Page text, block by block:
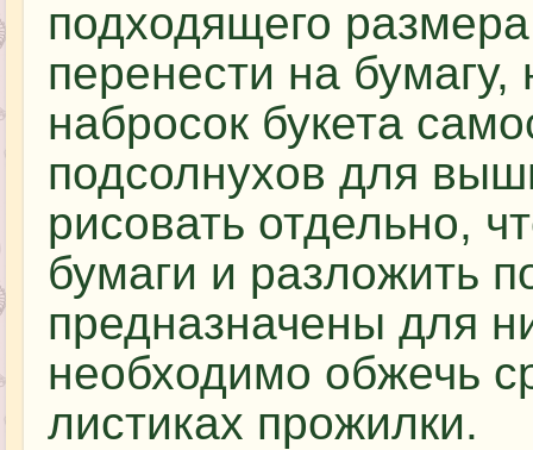
подходящего
перенести на
набросок букета
подсолнухов для
рисовать отдельно,
бумаги и разложить
предназначены для
необходимо обжечь
листиках прожилки.